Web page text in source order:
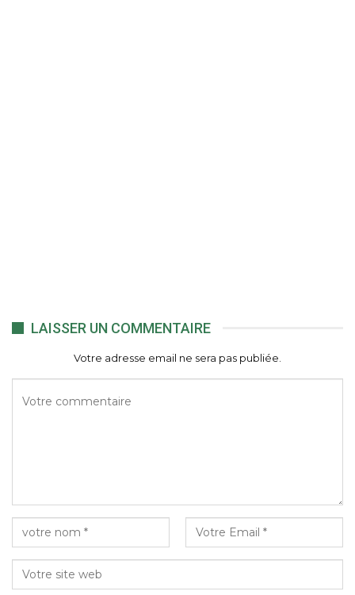
LAISSER UN COMMENTAIRE
Votre adresse email ne sera pas publiée.